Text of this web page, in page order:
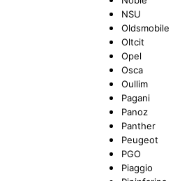
NSU
Oldsmobile
Oltcit
Opel
Osca
Oullim
Pagani
Panoz
Panther
Peugeot
PGO
Piaggio